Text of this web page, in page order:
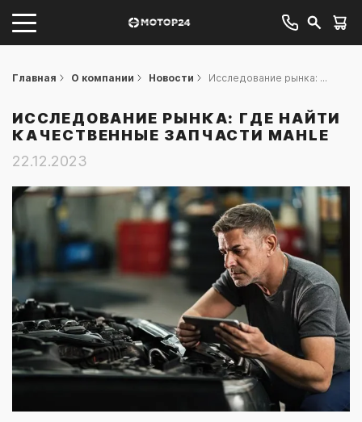
Главная О компании Новости Исследование рынка: ...
ИССЛЕДОВАНИЕ РЫНКА: ГДЕ НАЙТИ
КАЧЕСТВЕННЫЕ ЗАПЧАСТИ MAHLE
22.12.2023